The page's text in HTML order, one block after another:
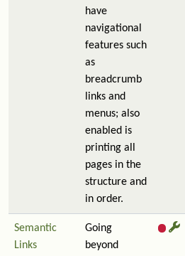
have
navigational
features such
as
breadcrumb
links and
menus; also
enabled is
printing all
pages in the
structure and
in order.
Semantic
Links
Going
beyond